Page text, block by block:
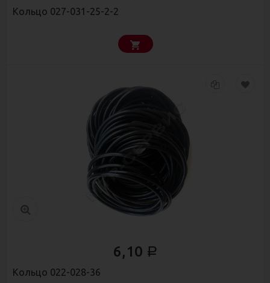
Кольцо 027-031-25-2-2
6,10 Р
Кольцо 022-028-36